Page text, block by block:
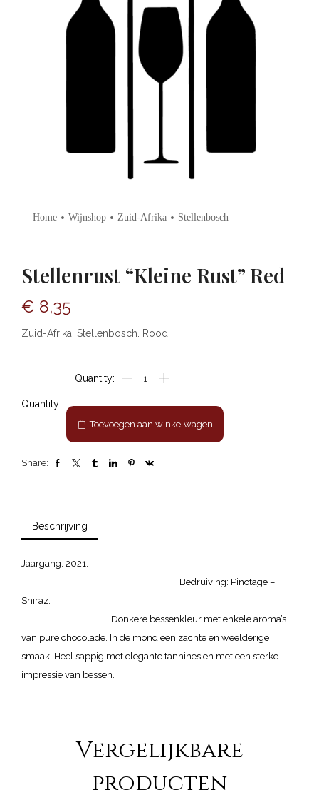
Home • Wijnshop • Zuid-Afrika • Stellenbosch
Stellenrust “Kleine Rust” Red
€ 8,35
Zuid-Afrika. Stellenbosch. Rood.
Quantity
Stellenrust
"Kleine
aantal
Toevoegen aan winkelwagen
Share:
Beschrijving
Jaargang: 2021.
Bedruiving: Pinotage –
Shiraz.
Donkere bessenkleur met enkele aroma’s
van pure chocolade. In de mond een zachte en weelderige
smaak. Heel sappig met elegante tannines en met een sterke
impressie van bessen.
Vergelijkbare
producten